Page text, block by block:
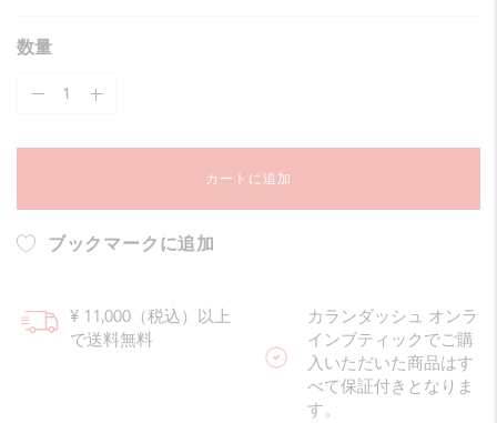
数量
カートに追加
ブックマークに追加
¥ 11,000（税込）以上
で送料無料
カランダッシュ オンラ
インブティックでご購
入いただいた商品はす
べて保証付きとなりま
す。